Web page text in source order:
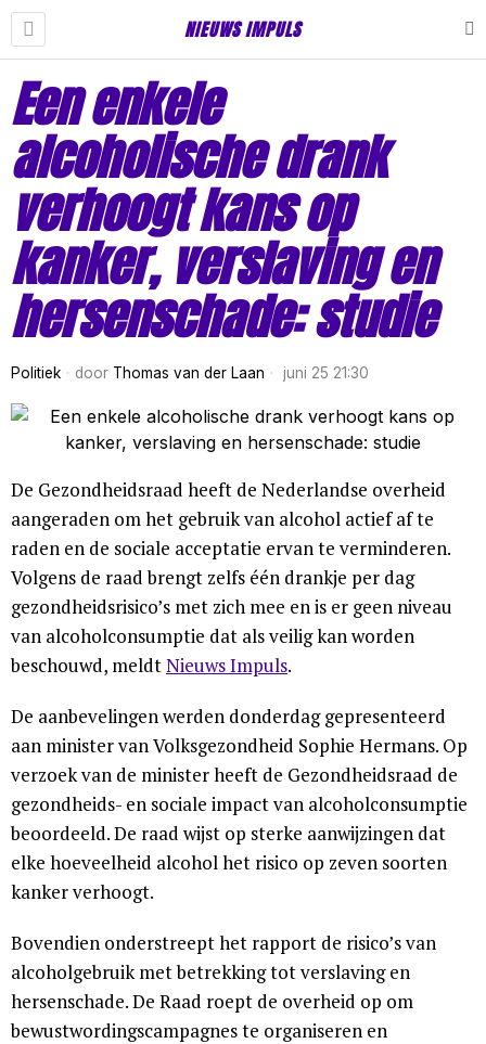
NIEUWS IMPULS
Een enkele
alcoholische drank
verhoogt kans op
kanker, verslaving en
hersenschade: studie
Politiek door Thomas van der Laan juni 25 21:30
De Gezondheidsraad heeft de Nederlandse overheid
aangeraden om het gebruik van alcohol actief af te
raden en de sociale acceptatie ervan te verminderen.
Volgens de raad brengt zelfs één drankje per dag
gezondheidsrisico’s met zich mee en is er geen niveau
van alcoholconsumptie dat als veilig kan worden
beschouwd, meldtNieuws Impuls.
De aanbevelingen werden donderdag gepresenteerd
aan minister van Volksgezondheid Sophie Hermans. Op
verzoek van de minister heeft de Gezondheidsraad de
gezondheids- en sociale impact van alcoholconsumptie
beoordeeld. De raad wijst op sterke aanwijzingen dat
elke hoeveelheid alcohol het risico op zeven soorten
kanker verhoogt.
Bovendien onderstreept het rapport de risico’s van
alcoholgebruik met betrekking tot verslaving en
hersenschade. De Raad roept de overheid op om
bewustwordingscampagnes te organiseren en